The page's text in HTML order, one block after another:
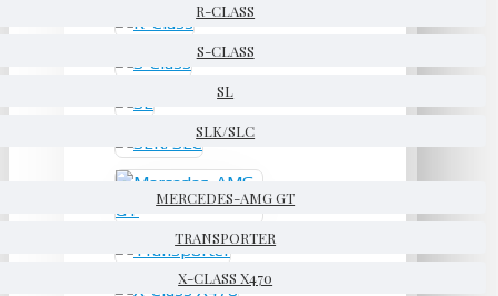
R-CLASS
S-CLASS
SL
SLK/SLC
MERCEDES-AMG GT
TRANSPORTER
X-CLASS X470